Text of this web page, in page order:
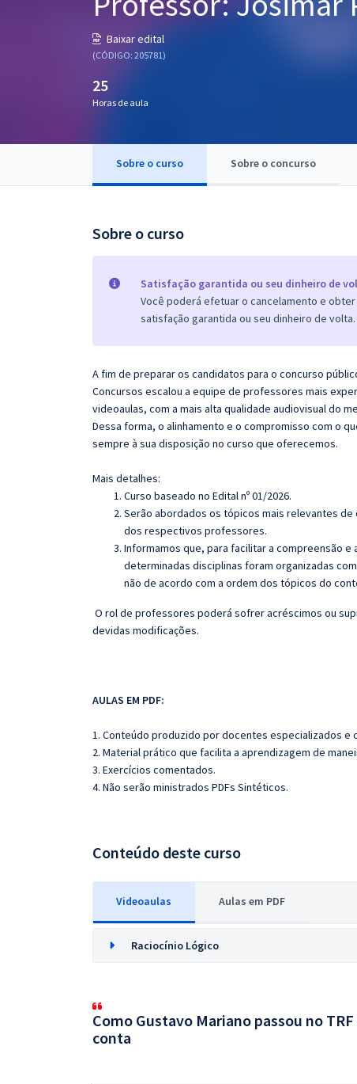
Baixar edital
(CÓDIGO: 205781)
25
Horas de aula
Sobre o curso Sobre o concurso
Sobre o curso
Satisfação garantida ou seu dinheiro de
Você poderá efetuar o cancelamento e
satisfação garantida ou seu dinheiro de volta.
A fim de preparar os candidatos para o concurso
Concursos escalou a equipe de professores mais
videoaulas, com a mais alta qualidade audiovisual do
Dessa forma, o alinhamento e o compromisso com o
sempre à sua disposição no curso que oferecemos.
Mais detalhes:
Curso baseado no Edital nº 01/2026.
Serão abordados os tópicos mais relevantes
dos respectivos professores.
Informamos que, para facilitar a compreensão
determinadas disciplinas foram organizadas
não de acordo com a ordem dos tópicos do
O rol de professores poderá sofrer acréscimos ou
devidas modificações.
AULAS EM PDF:
1. Conteúdo produzido por docentes especializados e
2. Material prático que facilita a aprendizagem de
3. Exercícios comentados.
4. Não serão ministrados PDFs Sintéticos.
Conteúdo deste curso
Videoaulas Aulas em PDF
Raciocínio Lógico
Como Gustavo Mariano passou no
conta